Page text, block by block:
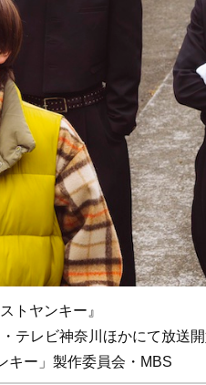
トヤンキー』
テレビ神奈川ほかにて放送
キー」製作委員会・MBS